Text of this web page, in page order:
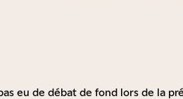
eu de débat de fond lors de la